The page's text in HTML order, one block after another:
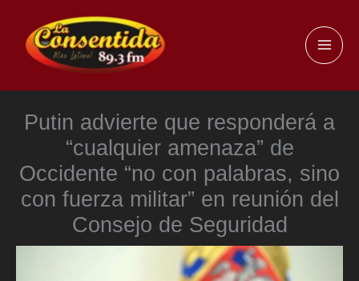
contenido
Putin advierte que responderá a
“cualquier amenaza” de
Occidente “no con palabras, sino
con fuerza militar” en reunión del
Consejo de Seguridad